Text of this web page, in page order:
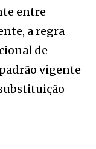
entre
a regra
de
vigente